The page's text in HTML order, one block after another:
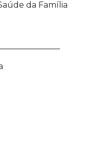
da Família